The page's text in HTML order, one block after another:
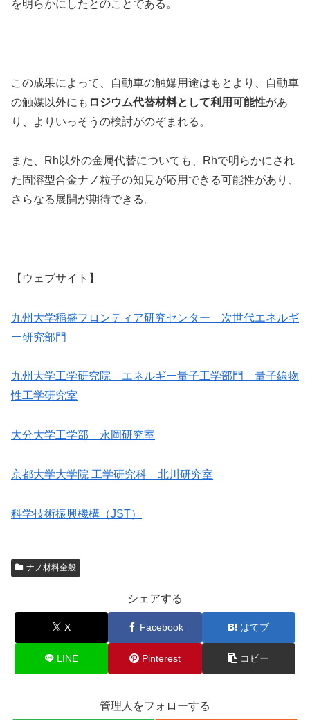
を明らかにしたとのことである。
この成果によって、自動車の触媒用途はもとより、自動車
の触媒以外にも ロジウム代替材料として利用可能性があ
り、よりいっそうの検討がのぞまれる。
また、Rh以外の金属代替についても、Rhで明らかにされ
た固溶型合金ナノ粒子の知見が応用できる可能性があり、
さらなる展開が期待できる。
【ウェブサイト】
九州大学稲盛フロンティア研究センター 次世代エネルギ
ー研究部門
九州大学工学研究院 エネルギー量子工学部門 量子線物
性工学研究室
大分大学工学部 永岡研究室
京都大学大学院 工学研究科 北川研究室
科学技術振興機構（JST）
ナノ材料全般
シェアする
X Facebook はてブ
LINE Pinterest コピー
管理人をフォローする